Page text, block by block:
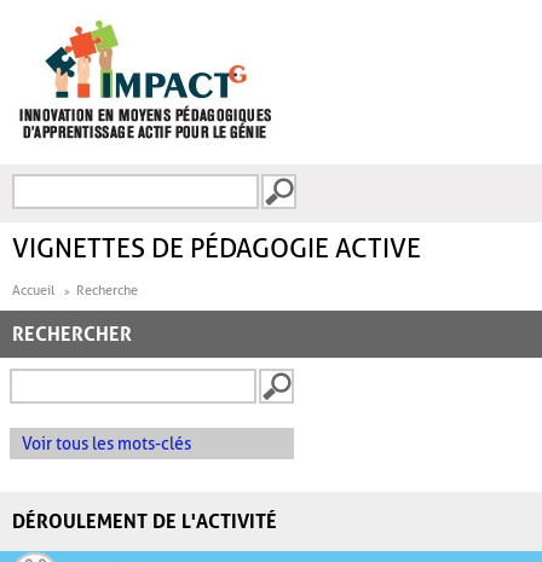
FORMULAIRE DE
VIGNETTES DE PÉDAGOGIE ACTIVE
Accueil Recherche
RECHERCHER
Voir tous les mots-clés
DÉROULEMENT DE L'ACTIVITÉ